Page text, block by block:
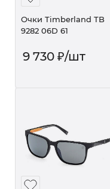
Очки Timberland TB
9282 06D 61
9 730 ₽/шт